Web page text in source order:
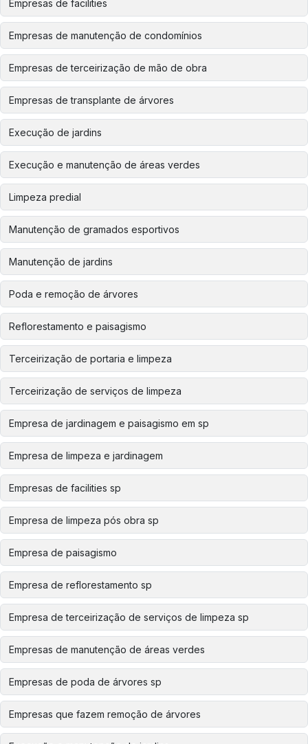
Empresas de facilities
Empresas de manutenção de condomínios
Empresas de terceirização de mão de obra
Empresas de transplante de árvores
Execução de jardins
Execução e manutenção de áreas verdes
Limpeza predial
Manutenção de gramados esportivos
Manutenção de jardins
Poda e remoção de árvores
Reflorestamento e paisagismo
Terceirização de portaria e limpeza
Terceirização de serviços de limpeza
Empresa de jardinagem e paisagismo em sp
Empresa de limpeza e jardinagem
Empresas de facilities sp
Empresa de limpeza pós obra sp
Empresa de paisagismo
Empresa de reflorestamento sp
Empresa de terceirização de serviços de limpeza sp
Empresas de manutenção de áreas verdes
Empresas de poda de árvores sp
Empresas que fazem remoção de árvores